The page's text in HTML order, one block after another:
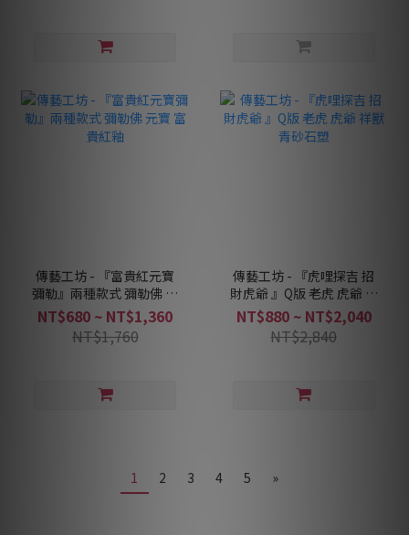
傳藝工坊 - 『富貴紅元寶
彌勒』兩種款式 彌勒佛 元
寶 富貴紅釉
NT$680 ~ NT$1,360
NT$1,760
傳藝工坊 - 『虎哩探吉 招
財虎爺 』Q版 老虎 虎爺 祥
獸 青砂石塑
NT$880 ~ NT$2,040
NT$2,840
1 2 3 4 5 »